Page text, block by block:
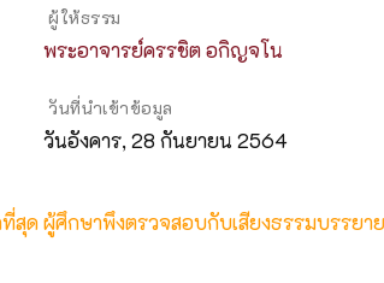
ผู้ให้ธรรม
พระอาจารย์ครรชิต อกิญจโน
วันที่นำเข้าข้อมูล
วันอังคาร, 28 กันยายน 2564
สุด ผู้ศึกษาพึงตรวจสอบกับเสียงธรรมบรรย